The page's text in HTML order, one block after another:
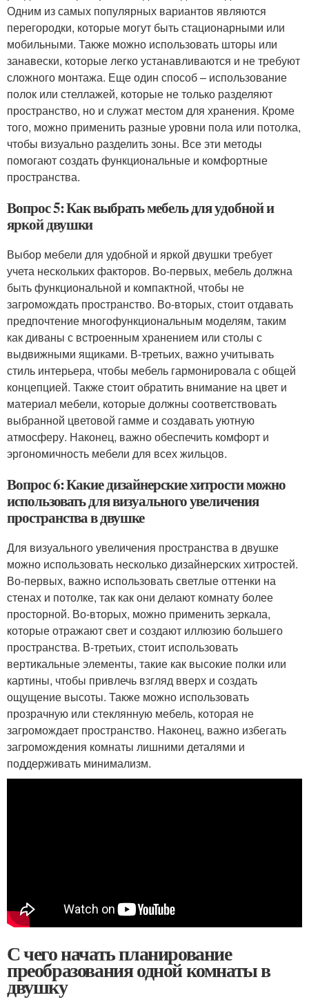
Одним из самых популярных вариантов являются
перегородки, которые могут быть стационарными или
мобильными. Также можно использовать шторы или
занавески, которые легко устанавливаются и не требуют
сложного монтажа. Еще один способ – использование
полок или стеллажей, которые не только разделяют
пространство, но и служат местом для хранения. Кроме
того, можно применить разные уровни пола или потолка,
чтобы визуально разделить зоны. Все эти методы
помогают создать функциональные и комфортные
пространства.
Вопрос 5: Как выбрать мебель для удобной и
яркой двушки
Выбор мебели для удобной и яркой двушки требует
учета нескольких факторов. Во-первых, мебель должна
быть функциональной и компактной, чтобы не
загромождать пространство. Во-вторых, стоит отдавать
предпочтение многофункциональным моделям, таким
как диваны с встроенным хранением или столы с
выдвижными ящиками. В-третьих, важно учитывать
стиль интерьера, чтобы мебель гармонировала с общей
концепцией. Также стоит обратить внимание на цвет и
материал мебели, которые должны соответствовать
выбранной цветовой гамме и создавать уютную
атмосферу. Наконец, важно обеспечить комфорт и
эргономичность мебели для всех жильцов.
Вопрос 6: Какие дизайнерские хитрости можно
использовать для визуального увеличения
пространства в двушке
Для визуального увеличения пространства в двушке
можно использовать несколько дизайнерских хитростей.
Во-первых, важно использовать светлые оттенки на
стенах и потолке, так как они делают комнату более
просторной. Во-вторых, можно применить зеркала,
которые отражают свет и создают иллюзию большего
пространства. В-третьих, стоит использовать
вертикальные элементы, такие как высокие полки или
картины, чтобы привлечь взгляд вверх и создать
ощущение высоты. Также можно использовать
прозрачную или стеклянную мебель, которая не
загромождает пространство. Наконец, важно избегать
загромождения комнаты лишними деталями и
поддерживать минимализм.
С чего начать планирование
преобразования одной комнаты в
двушку